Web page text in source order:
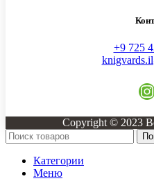
+9 725
Copyright © 2023
Категории
Меню